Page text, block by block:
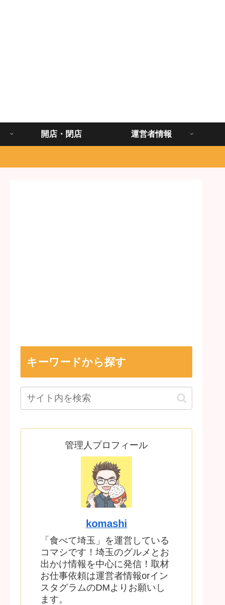
開店・閉店 運営者情報
キーワードから探す
管理人プロフィール
komashi
「食べて埼玉」を運営している
コマシです！埼玉のグルメとお
出かけ情報を中心に発信！取材
お仕事依頼は運営者情報orイン
スタグラムのDMよりお願いし
ます。